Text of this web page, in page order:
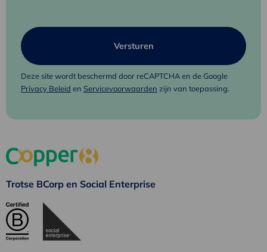
Deze site wordt beschermd door reCAPTCHA en de Google
Privacy Beleid en Servicevoorwaarden zijn van toepassing.
Trotse BCorp en Social Enterprise